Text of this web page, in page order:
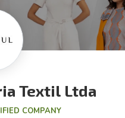
Textil Ltda
COMPANY